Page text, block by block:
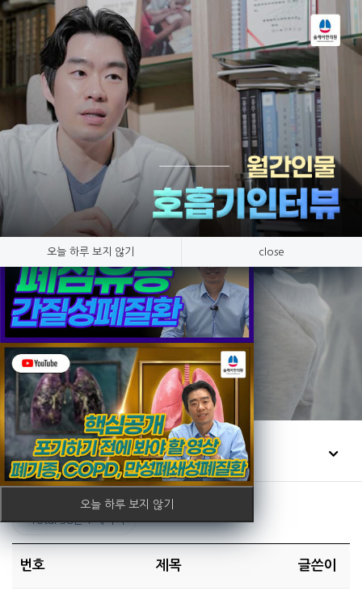
오늘 하루 보지 않기
오늘 하루 보지 않기 close
공지사항
호흡기 질환만 연구, 숨케어한의원
커뮤니티 치료인터뷰
Total 38건1 페이지
번호 제목 글쓴이